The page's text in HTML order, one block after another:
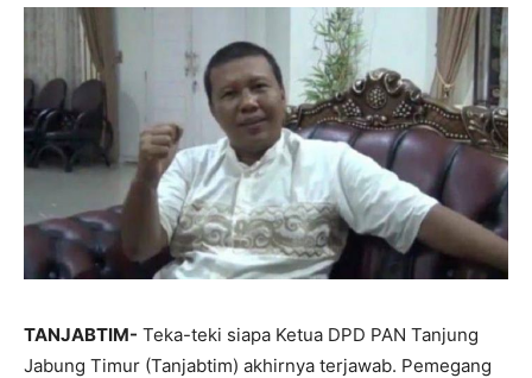
TANJABTIM- Teka-teki siapa Ketua DPD PAN Tanjung
Jabung Timur (Tanjabtim) akhirnya terjawab. Pemegang